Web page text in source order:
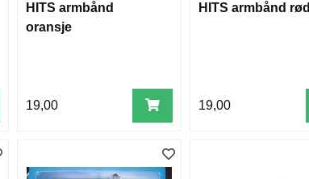
HITS armbånd
oransje
19,00
HITS armbånd rød
19,00